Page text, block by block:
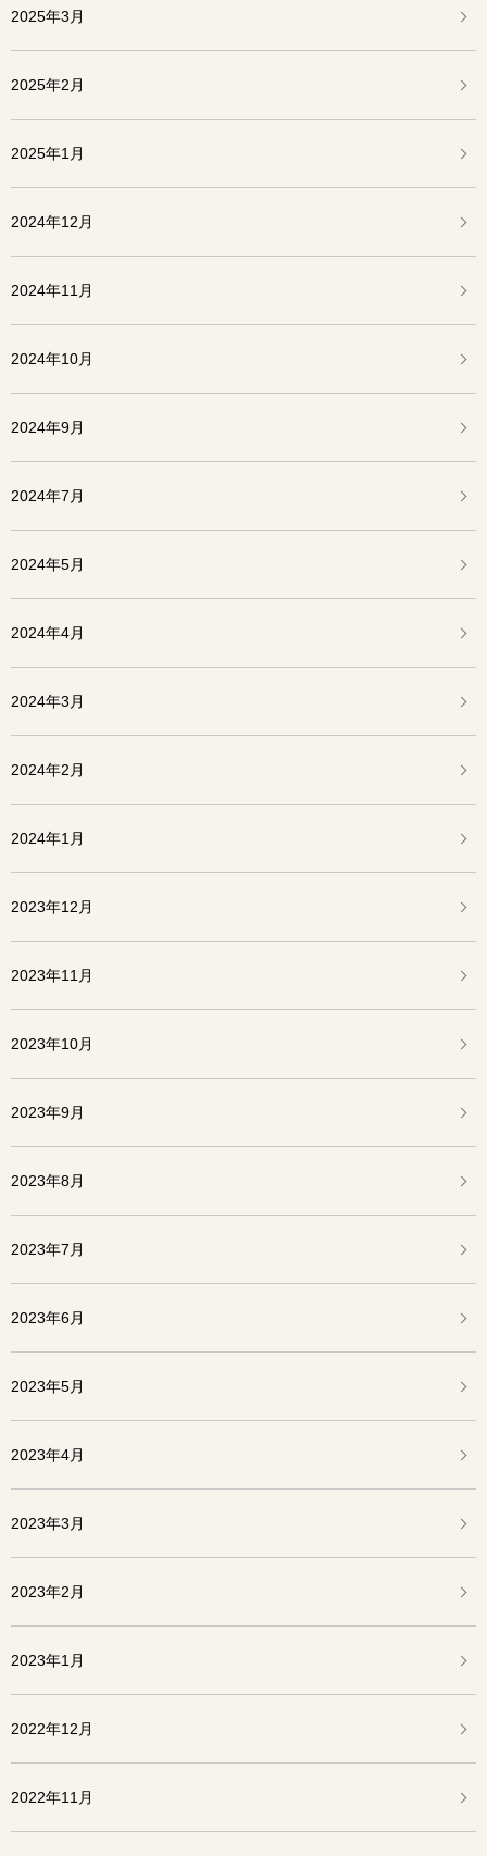
2025年3月
2025年2月
2025年1月
2024年12月
2024年11月
2024年10月
2024年9月
2024年7月
2024年5月
2024年4月
2024年3月
2024年2月
2024年1月
2023年12月
2023年11月
2023年10月
2023年9月
2023年8月
2023年7月
2023年6月
2023年5月
2023年4月
2023年3月
2023年2月
2023年1月
2022年12月
2022年11月